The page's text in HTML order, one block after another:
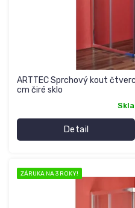
ARTTEC Sprchový kout
cm čiré sklo
Detail
ZÁRUKA NA 3 ROKY!